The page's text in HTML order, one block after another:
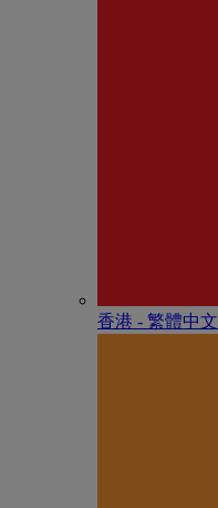
香港 - 繁體中文